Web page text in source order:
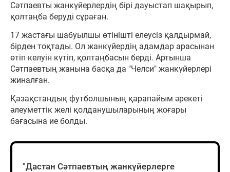
Сәтпаевты жанкүйерлердің бірі дауыстап шақырып,
қолтаңба беруді сұраған.
17 жастағы шабуылшы өтінішті елеусіз қалдырмай,
бірден тоқтады. Ол жанкүйердің адамдар арасынан
өтіп келуін күтіп, қолтаңбасын берді. Артынша
Сәтпаевтың жанына басқа да "Челси" жанкүйерлері
жиналған.
Қазақстандық футболшының қарапайым әрекеті
әлеуметтік желі қолданушыларының жоғары
бағасына ие болды.
"Дастан Сәтпаевтың жанкүйерлерге